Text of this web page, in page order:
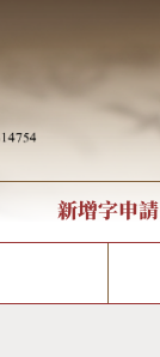
新增字申請